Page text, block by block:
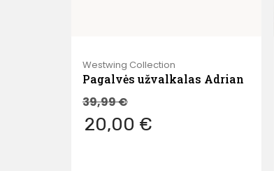
Westwing Collection
Pagalvės užvalkalas Adrian
39,99€
20,00 €